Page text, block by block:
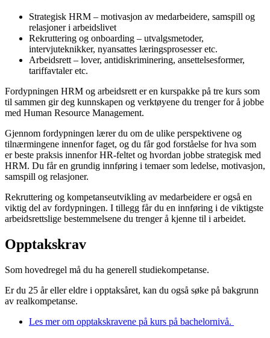
Strategisk HRM – motivasjon av medarbeidere, samspill og
relasjoner i arbeidslivet
Rekruttering og onboarding – utvalgsmetoder,
intervjuteknikker, nyansattes læringsprosesser etc.
Arbeidsrett – lover, antidiskriminering, ansettelsesformer,
tariffavtaler etc.
Fordypningen HRM og arbeidsrett er en kurspakke på tre kurs som
til sammen gir deg kunnskapen og verktøyene du trenger for å jobbe
med Human Resource Management.
Gjennom fordypningen lærer du om de ulike perspektivene og
tilnærmingene innenfor faget, og du får god forståelse for hva som
er beste praksis innenfor HR-feltet og hvordan jobbe strategisk med
HRM. Du får en grundig innføring i temaer som ledelse, motivasjon,
samspill og relasjoner.
Rekruttering og kompetanseutvikling av medarbeidere er også en
viktig del av fordypningen. I tillegg får du en innføring i de viktigste
arbeidsrettslige bestemmelsene du trenger å kjenne til i arbeidet.
Opptakskrav
Som hovedregel må du ha generell studiekompetanse.
Er du 25 år eller eldre i opptaksåret, kan du også søke på bakgrunn
av realkompetanse.
Les mer om opptakskravene på kurs på bachelornivå.